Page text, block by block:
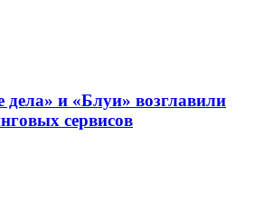
дела» и «Блуи» возглавили
сервисов